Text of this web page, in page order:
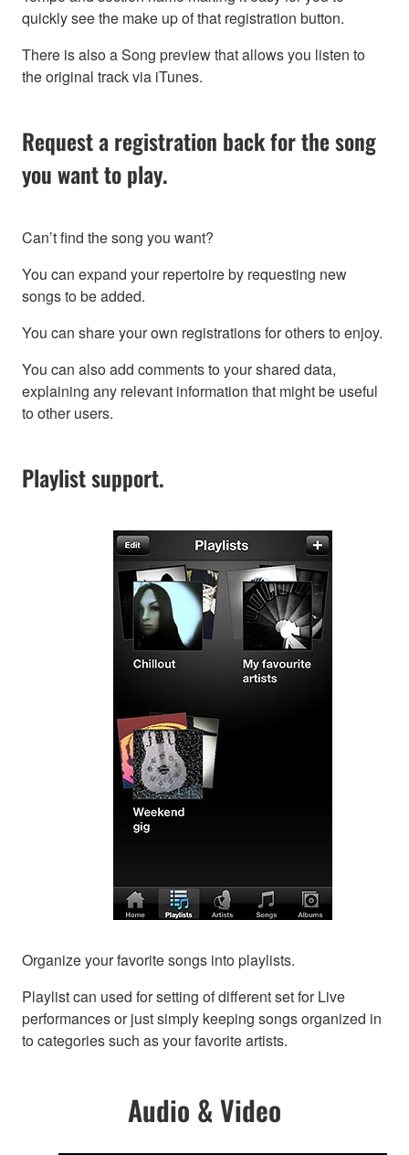
quickly see the make up of that registration button.
There is also a Song preview that allows you listen to
the original track via iTunes.
Request a registration back for the song
you want to play.
Can’t find the song you want?
You can expand your repertoire by requesting new
songs to be added.
You can share your own registrations for others to enjoy.
You can also add comments to your shared data,
explaining any relevant information that might be useful
to other users.
Playlist support.
Organize your favorite songs into playlists.
Playlist can used for setting of different set for Live
performances or just simply keeping songs organized in
to categories such as your favorite artists.
Audio & Video